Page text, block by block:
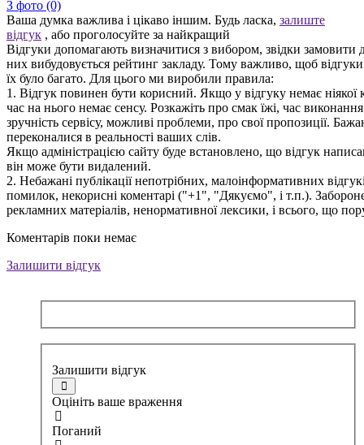
З фото (0)
Ваша думка важлива і цікаво іншим. Будь ласка, залиште
відгук , або проголосуйте за найкращий
Відгуки допомагають визначитися з вибором, звідки замовити
них вибудовується рейтинг закладу. Тому важливо, щоб
їх було багато. Для цього ми виробили правила:
1. Відгук повинен бути корисний. Якщо у відгуку немає ніякої
час на нього немає сенсу. Розкажіть про смак їжі, час
зручність сервісу, можливі проблеми, про свої пропозиції.
переконалися в реальності ваших слів.
Якщо адміністрацією сайту буде встановлено, що відгук
він може бути видалений.
2. Небажані публікації непотрібних, малоінформативних
помилок, некорисні коментарі ("+1", "Дякуємо", і т.п.).
рекламних матеріалів, ненормативної лексики, і всього, що
Коментарів поки немає
Залишити відгук
Залишити відгук
Оцініть ваше враження
Поганий